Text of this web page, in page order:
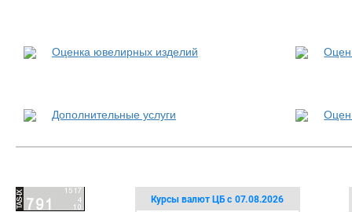
Оценка ювелирных изделий
Дополнительные услуги